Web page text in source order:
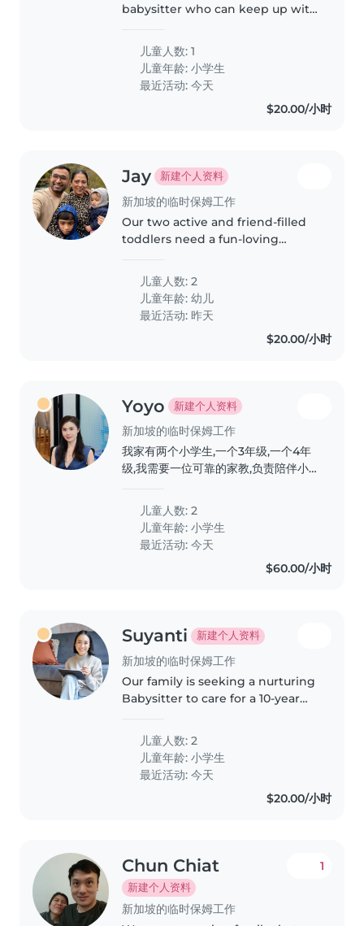
babysitter who can keep up with
dependable sitter comfortable
with cooking, as we're often
busy. Please reach out if
interested—happy..
儿童人数: 1
儿童年龄:小学生
最近活动: 今天
$20.00/小时
Jay 新建个人资料
新加坡的临时保姆工作
Our two active and friend-filled
toddlers need a fun-loving
Gujarati and Hindi. Help us with
afternoons packed full of
giggles, active play and quick..
儿童人数: 2
儿童年龄:幼儿
最近活动: 昨天
$20.00/小时
Yoyo 新建个人资料
新加坡的临时保姆工作
我家有两个小学生,一个3年级,一个4年
级,我需要一位可靠的家教,负责陪伴小
乐意来我家。有相关经验者优先。
儿童人数: 2
儿童年龄:小学生
最近活动: 今天
$60.00/小时
Suyanti 新建个人资料
新加坡的临时保姆工作
Our family is seeking a nurturing
Babysitter to care for a 10-year
developmental delay and
assistance in daily living. You'll
need to be comfortable to
prepare..
儿童人数: 2
儿童年龄:小学生
最近活动: 今天
$20.00/小时
Chun Chiat
新建个人资料
新加坡的临时保姆工作
1